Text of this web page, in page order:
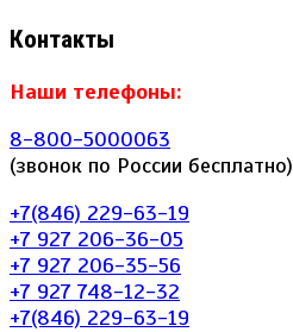
Контакты
Наши телефоны:
8-800-5000063
(звонок по России бесплатно)
+7(846) 229-63-19
+7 927 206-36-05
+7 927 206-35-56
+7 927 748-12-32
+7(846) 229-63-19